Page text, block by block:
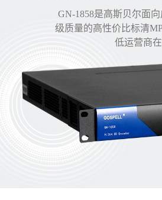
GN-1858是高斯贝尔面
级质量的高性价比标清
低运营商